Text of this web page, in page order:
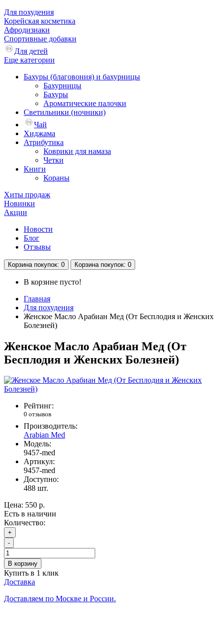
Для похудения
Корейская косметика
Афродизиаки
Спортивные добавки
Для детей
Еще категории
Бахуры (благовония) и бахурницы
Бахурницы
Бахуры
Ароматические палочки
Светильники (ночники)
Чай
Хиджама
Атрибутика
Коврики для намаза
Четки
Книги
Кораны
Хиты продаж
Новинки
Акции
Новости
Блог
Отзывы
Корзина покупок: 0 Корзина покупок: 0
В корзине пусто!
Главная
Для похудения
Женское Масло Арабиан Мед (От Бесплодия и Женских
Болезней)
Женское Масло Арабиан Мед (От
Бесплодия и Женских Болезней)
Рейтинг:
0 отзывов
Производитель:
Arabian Med
Модель:
9457-med
Артикул:
9457-med
Доступно:
488 шт.
Цена: 550 р.
Есть в наличии
Количество:
+
-
В корзину
Купить в 1 клик
Доставка
Доставляем по Москве и России.